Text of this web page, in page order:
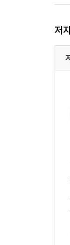
저